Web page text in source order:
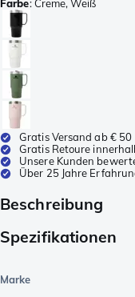
Farbe:Creme, Weiß
Gratis Versand ab € 50
Gratis Retoure
Unsere Kunden
Über 25 Jahre
Beschreibung
Spezifikationen
Marke